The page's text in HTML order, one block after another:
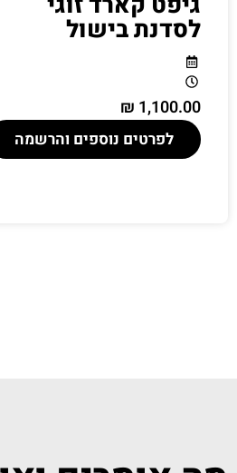
לסדנת בישול
₪ 1,100.00
לפרטים נוספים והרשמה